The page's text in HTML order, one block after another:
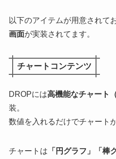
以下のアイテムが用意されて
画面が実装されてます。
チャートコンテンツ
DROPには高機能なチャート
装。
数値を入れるだけでチャート
チャートは 「円グラフ」「棒